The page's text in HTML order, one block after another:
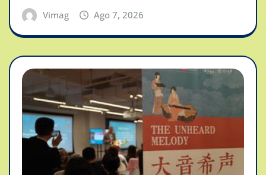
Vimag Ago 7, 2026